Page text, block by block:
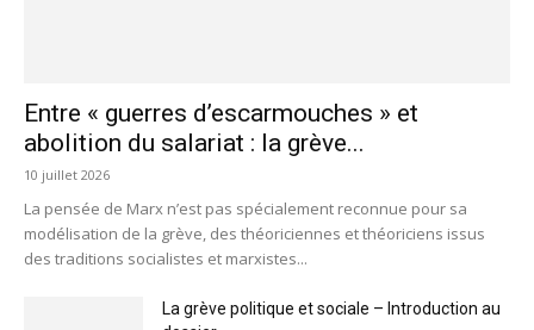
Entre « guerres d’escarmouches » et
abolition du salariat : la grève...
10 juillet 2026
La pensée de Marx n’est pas spécialement reconnue pour sa
modélisation de la grève, des théoriciennes et théoriciens issus
des traditions socialistes et marxistes...
La grève politique et sociale – Introduction au